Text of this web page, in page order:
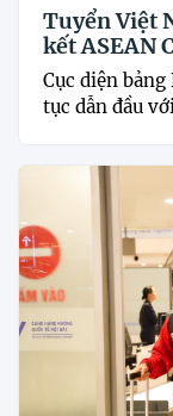
Tuyển Việt
kết ASEAN
Cục diện
tục dẫn đầu